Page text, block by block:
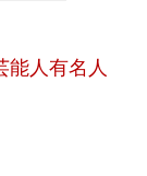
能人有名人